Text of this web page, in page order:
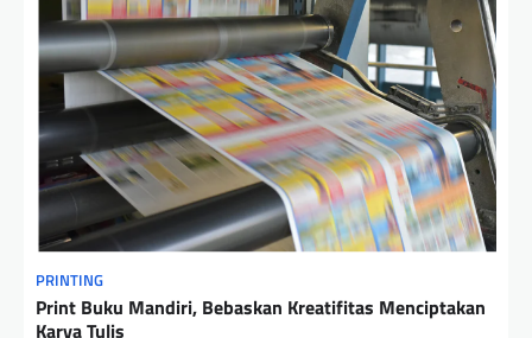
PRINTING
Print Buku Mandiri, Bebaskan Kreatifitas Menciptakan
Karya Tulis